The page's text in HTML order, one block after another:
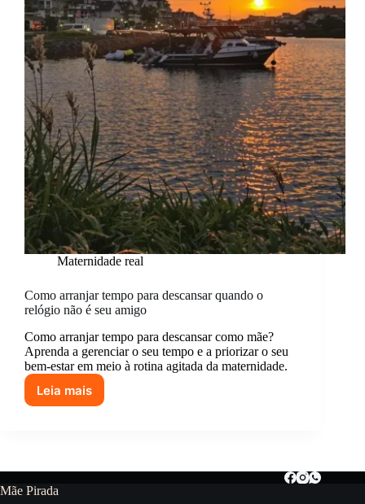
meus
filhos
(quase
sempre)
Maternidade real
Como arranjar tempo para descansar quando o
relógio não é seu amigo
Como arranjar tempo para descansar como mãe?
Aprenda a gerenciar o seu tempo e a priorizar o seu
bem-estar em meio à rotina agitada da maternidade.
Leia mais
Como
quando
Mãe Pirada